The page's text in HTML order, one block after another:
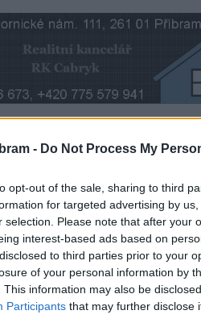
- Do Not Process My
opt-out of the sale, sharing to third
for targeted advertising by
selection. Please note that after your
interest-based ads based on
to third parties prior to your
of your personal information by
This information may also be
Participants that may further disclose
jak pokračují kontroly dodržování
v Riegrově ulici nebo
o Summer Festu na Nováku,
Leštině či rozšiřování kapacity
farmářské a bleší trhy,